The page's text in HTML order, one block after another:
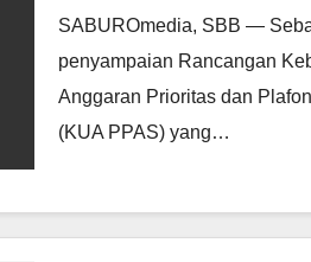
Tingkatkan
SABUROmedia, SBB —
penyampaian Rancangan
Anggaran Prioritas dan
(KUA PPAS) yang…